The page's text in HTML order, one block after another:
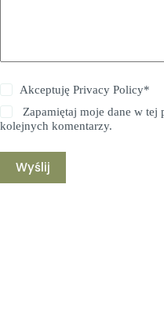
AkceptujęPrivacy Policy*
Zapamiętaj moje dane w tej
kolejnych komentarzy.
Wyślij